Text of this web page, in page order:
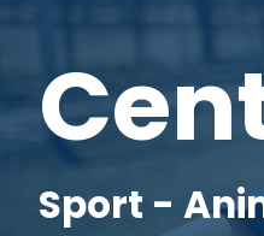
Sport -